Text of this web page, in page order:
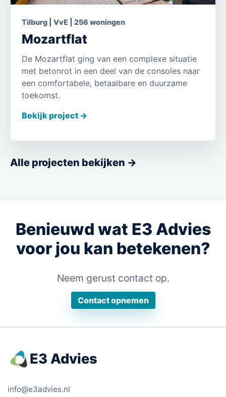
Tilburg | VvE | 256 woningen
Mozartflat
De Mozartflat ging van een complexe situatie
met betonrot in een deel van de consoles naar
een comfortabele, betaalbare en duurzame
toekomst.
Bekijk project ->
Alle projecten bekijken ->
Benieuwd wat E3 Advies
voor jou kan betekenen?
Neem gerust contact op.
Contact opnemen
E3 Advies
info@e3advies.nl